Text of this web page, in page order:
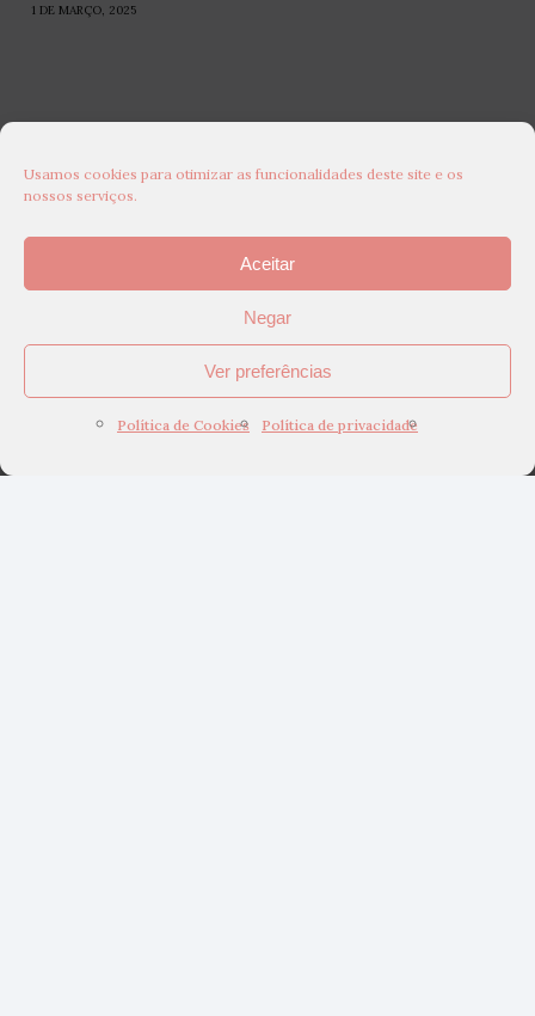
Usamos cookies para otimizar as funcionalidades deste site e os
nossos serviços.
Aceitar
Negar
Ver preferências
Política de Cookies Política de privacidade
1 DE MARÇO, 2025